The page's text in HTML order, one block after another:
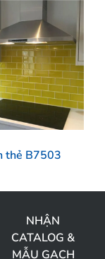
thẻ B7503
NHẬN
CATALOG &
MẪU GẠCH